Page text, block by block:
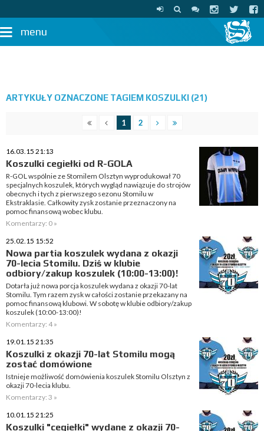
menu
ARTYKUŁY OZNACZONE TAGIEM KOSZULKI (21)
1 2
16.03.15 21:13
Koszulki cegiełki od R-GOLA
R-GOL wspólnie ze Stomilem Olsztyn wyprodukował 70
specjalnych koszulek, których wygląd nawiązuje do strojów
obecnych i tych z pierwszego sezonu Stomilu w
Ekstraklasie. Całkowity zysk zostanie przeznaczony na
pomoc finansową wobec klubu.
Komentarzy: 0 »
25.02.15 15:52
Nowa partia koszulek wydana z okazji
70-lecia Stomilu. Dziś w klubie
odbiory/zakup koszulek (10:00-13:00)!
Dotarła już nowa porcja koszulek wydana z okazji 70-lat
Stomilu. Tym razem zysk w całości zostanie przekazany na
pomoc finansową klubowi. W sobotę w klubie odbiory/zakup
koszulek (10:00-13:00)!
Komentarzy: 4 »
19.01.15 21:35
Koszulki z okazji 70-lat Stomilu mogą
zostać domówione
Istnieje możliwość domówienia koszulek Stomilu Olsztyn z
okazji 70-lecia klubu.
Komentarzy: 3 »
10.01.15 21:25
Koszulki "cegiełki" wydane z okazji 70-